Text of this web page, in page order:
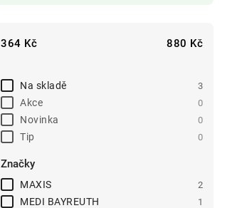
364 Kč 880 Kč
Na skladě 3
Akce 0
Novinka 0
Tip 0
Značky
MAXIS 2
MEDI BAYREUTH 1